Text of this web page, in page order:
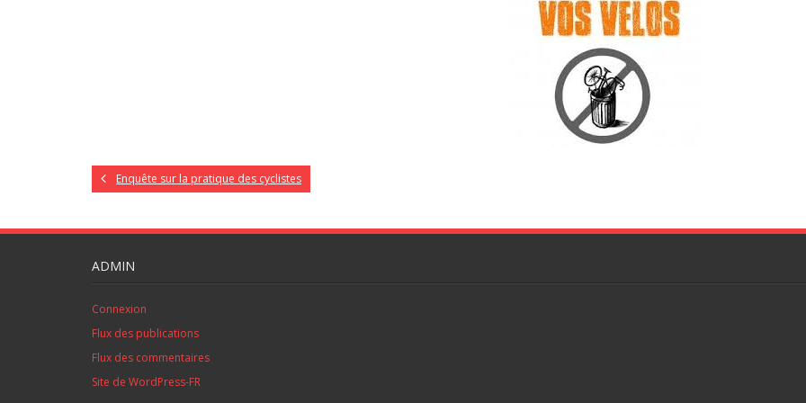
Enquête sur la pratique des cyclistes
ADMIN
Connexion
Flux des publications
Flux des commentaires
Site de WordPress-FR